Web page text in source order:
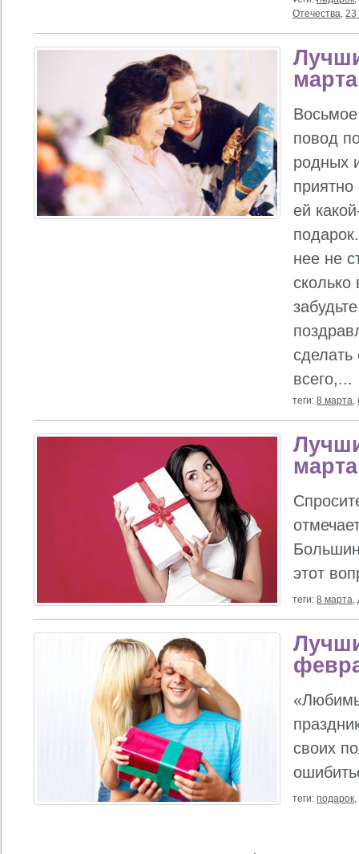
Отечества, 23
повод
родных
ей
нее не
всего,...
теги: 8 марта,
этот
теги: 8 марта,
своих
теги: подарок,